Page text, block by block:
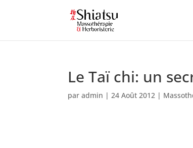
Le Taï chi: un
paradmin |24 Août 2012 |